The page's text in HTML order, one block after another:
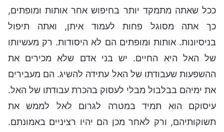
ככל שאתה מתמקד יותר בחיפוש אחר אותות ומופתים,
כך אתה מסוגל פחות לעמוד איתן, ואתה תיפול
בניסיונות. אותות ומופתים הם לא היסודות. רק מעשיותו
של האל היא החיים. יש בני אדם שלא מכירים את
ההשפעות שעבודתו של האל עתידה להשיג. הם מעבירים
את ימיהם בבלבול מבלי לעסוק בהכרת עבודתו של האל.
עיסוקם הוא תמיד במטרה לגרום לאל לממש את
תשוקותיהם, ורק לאחר מכן הם יהיו רציניים באמונתם.